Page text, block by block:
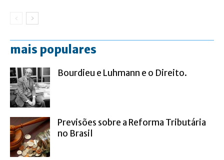
mais populares
Bourdieu e Luhmann e o Direito.
Previsões sobre a Reforma Tributária
no Brasil